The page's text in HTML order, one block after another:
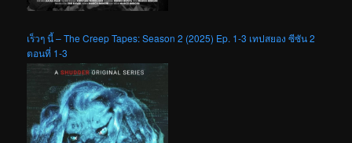
เร็วๆ นี้ – The Creep Tapes: Season 2 (2025) Ep. 1-3 เทปสยอง ซีซัน 2
ตอนที่ 1-3